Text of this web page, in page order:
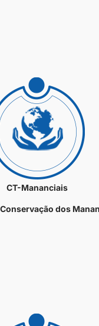
CT-Mananciais
dos